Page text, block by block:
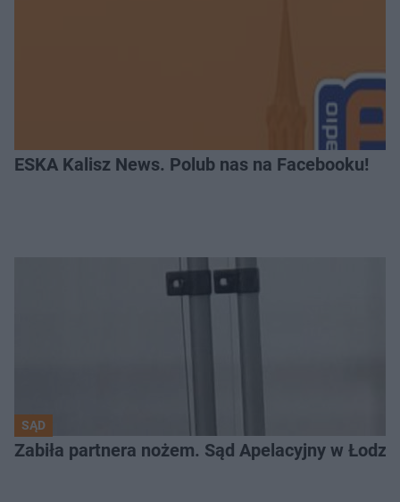
ESKA Kalisz News. Polub nas na Facebooku!
SĄD
Zabiła partnera nożem. Sąd Apelacyjny w Łodzi